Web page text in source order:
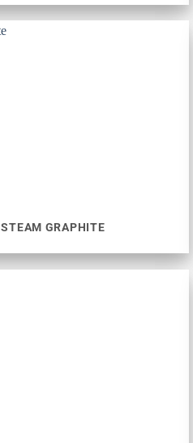
STEAM GRAPHITE